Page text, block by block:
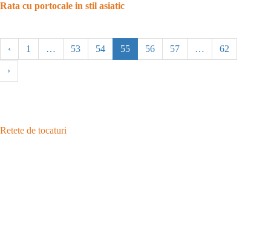
Rata cu portocale in stil asiatic
‹ 1 … 53 54 55 56 57 … 62
›
Retete de tocaturi